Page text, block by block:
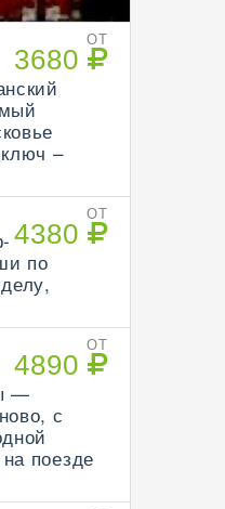
ОТ
3680
–
ОТ
4380
по
ОТ
4890
—
с
поезде